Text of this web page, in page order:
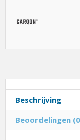
Beschrijving
Beoordelingen